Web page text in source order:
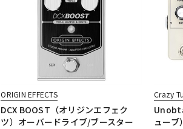
ORIGIN EFFECTS
DCX BOOST（オリジンエフェク
ツ）オーバードライブ/ブースター
Crazy
ュー